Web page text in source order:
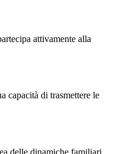
attivamente alla
capacità di trasmettere le
delle dinamiche familiari